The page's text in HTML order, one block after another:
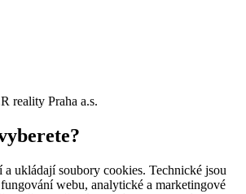
reality Praha a.s.
ukládají soubory cookies. Technické jsou
webu, analytické a marketingové